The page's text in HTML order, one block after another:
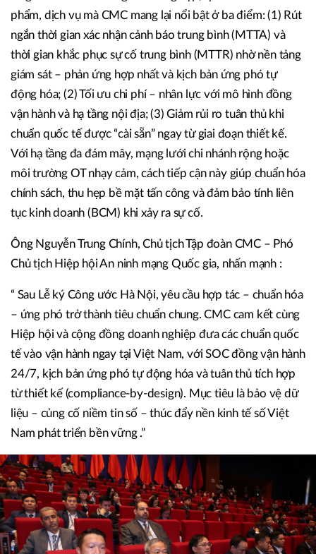
phẩm, dịch vụ mà CMC mang lại nổi bật ở ba điểm: (1) Rút
ngắn thời gian xác nhận cảnh báo trung bình (MTTA) và
thời gian khắc phục sự cố trung bình (MTTR) nhờ nền tảng
giám sát – phản ứng hợp nhất và kịch bản ứng phó tự
động hóa; (2) Tối ưu chi phí – nhân lực với mô hình đồng
vận hành và hạ tầng nội địa; (3) Giảm rủi ro tuân thủ khi
chuẩn quốc tế được “cài sẵn” ngay từ giai đoạn thiết kế.
Với hạ tầng đa đám mây, mạng lưới chi nhánh rộng hoặc
môi trường OT nhạy cảm, cách tiếp cận này giúp chuẩn hóa
chính sách, thu hẹp bề mặt tấn công và đảm bảo tính liên
tục kinh doanh (BCM) khi xảy ra sự cố.
Ông Nguyễn Trung Chính, Chủ tịch Tập đoàn CMC – Phó
Chủ tịch Hiệp hội An ninh mạng Quốc gia, nhấn mạnh :
“ Sau Lễ ký Công ước Hà Nội, yêu cầu hợp tác – chuẩn hóa
– ứng phó trở thành tiêu chuẩn chung. CMC cam kết cùng
Hiệp hội và cộng đồng doanh nghiệp đưa các chuẩn quốc
tế vào vận hành ngay tại Việt Nam, với SOC đồng vận hành
24/7, kịch bản ứng phó tự động hóa và tuân thủ tích hợp
từ thiết kế (compliance-by-design). Mục tiêu là bảo vệ dữ
liệu – củng cố niềm tin số – thúc đẩy nền kinh tế số Việt
Nam phát triển bền vững .”